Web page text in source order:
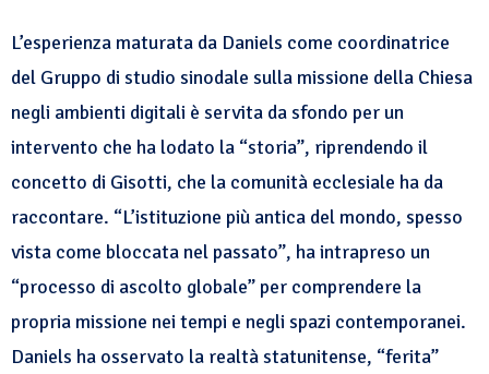
L’esperienza maturata da Daniels come coordinatrice
del Gruppo di studio sinodale sulla missione della Chiesa
negli ambienti digitali è servita da sfondo per un
intervento che ha lodato la “storia”, riprendendo il
concetto di Gisotti, che la comunità ecclesiale ha da
raccontare. “L’istituzione più antica del mondo, spesso
vista come bloccata nel passato”, ha intrapreso un
“processo di ascolto globale” per comprendere la
propria missione nei tempi e negli spazi contemporanei.
Daniels ha osservato la realtà statunitense, “ferita”